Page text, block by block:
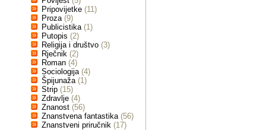
Pripovijetke (11)
Proza (9)
Publicistika (1)
Putopis (2)
Religija i društvo (3)
Rječnik (2)
Roman (4)
Sociologija (4)
Špijunaža (1)
Strip (15)
Zdravlje (4)
Znanost (56)
Znanstvena fantastika (56)
Znanstveni priručnik (17)